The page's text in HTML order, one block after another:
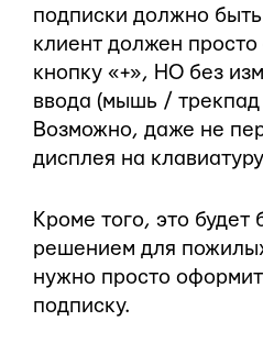
подписки должно
клиент должен
кнопку «+», НО без
ввода (мышь / трекпад
Возможно, даже не
дисплея на
Кроме того, это будет
решением для
нужно просто
подписку.